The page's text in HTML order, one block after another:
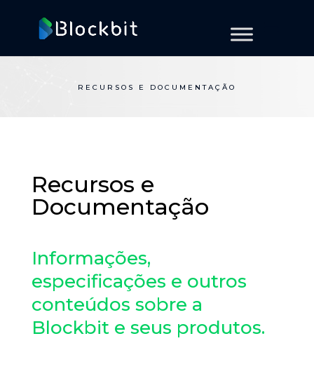
RECURSOS E DOCUMENTAÇÃO
Recursos e
Documentação
Informações,
especificações e outros
conteúdos sobre a
Blockbit e seus produtos.